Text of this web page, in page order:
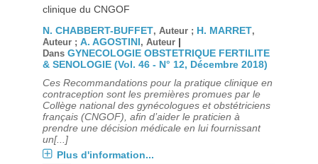
clinique du CNGOF
N. CHABBERT-BUFFET, Auteur ; H. MARRET,
Auteur ; A. AGOSTINI, Auteur |
Dans GYNECOLOGIE OBSTETRIQUE FERTILITE
& SENOLOGIE (Vol. 46 - N° 12, Décembre 2018)
Ces Recommandations pour la pratique clinique en
contraception sont les premières promues par le
Collège national des gynécologues et obstétriciens
français (CNGOF), afin d’aider le praticien à
prendre une décision médicale en lui fournissant
un[...]
Plus d'information...